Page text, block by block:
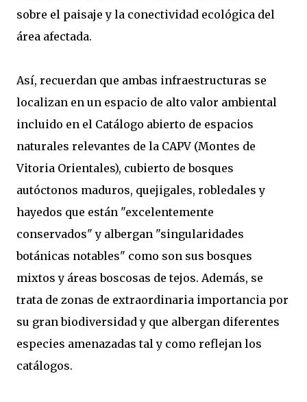
sobre el paisaje y la conectividad ecológica del
área afectada.
Así, recuerdan que ambas infraestructuras se
localizan en un espacio de alto valor ambiental
incluido en el Catálogo abierto de espacios
naturales relevantes de la CAPV (Montes de
Vitoria Orientales), cubierto de bosques
autóctonos maduros, quejigales, robledales y
hayedos que están "excelentemente
conservados" y albergan "singularidades
botánicas notables" como son sus bosques
mixtos y áreas boscosas de tejos. Además, se
trata de zonas de extraordinaria importancia por
su gran biodiversidad y que albergan diferentes
especies amenazadas tal y como reflejan los
catálogos.